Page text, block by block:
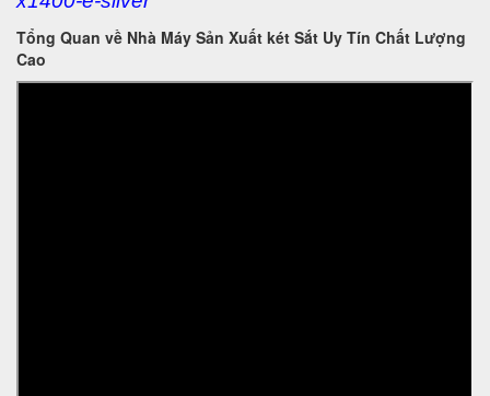
Tổng Quan về Nhà Máy Sản Xuất két Sắt Uy Tín Chất Lượng
Cao